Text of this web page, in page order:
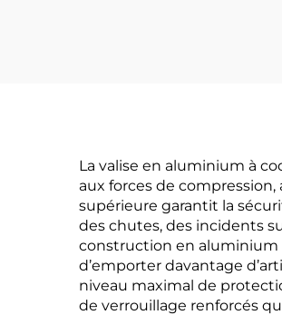
voyages
La valise en aluminium à
aux forces de
supérieure garantit la
des chutes, des incidents
construction en aluminium
d’emporter davantage
niveau maximal de
de verrouillage renforcés